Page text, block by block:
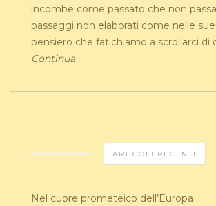
incombe come passato che non
passaggi non elaborati come nelle
pensiero che fatichiamo a scrollarci di
Continua
ARTICOLI RECENTI
Nel cuore prometeico dell’Europa